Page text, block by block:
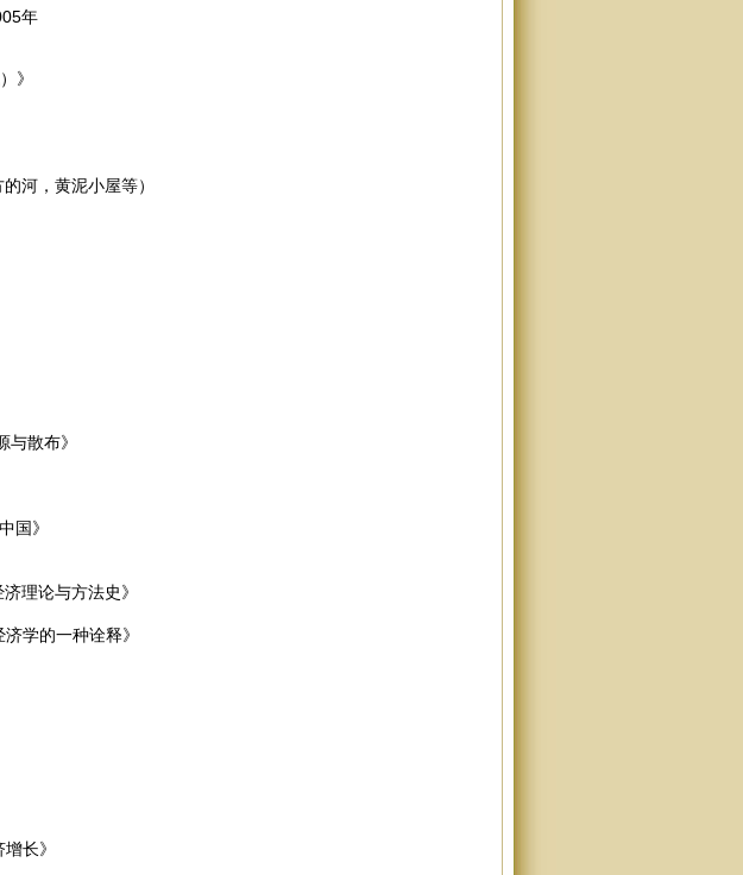
年
》
河，黄泥小屋等）
散布》
国》
理论与方法史》
学的一种诠释》
长》